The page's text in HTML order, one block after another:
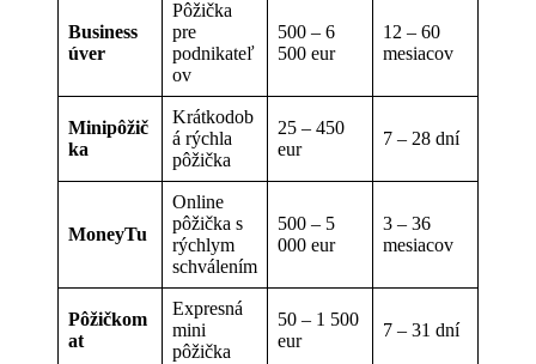
Business
úver
Pôžička
pre
podnikateľ
ov
500 – 6
500 eur
12 – 60
mesiacov
Minipôžič
ka
Krátkodob
á rýchla
pôžička
25 – 450
eur
7 – 28 dní
MoneyTu
Online
pôžička s
rýchlym
schválením
500 – 5
000 eur
3 – 36
mesiacov
Pôžičkom
at
Expresná
mini
pôžička
50 – 1 500
eur
7 – 31 dní